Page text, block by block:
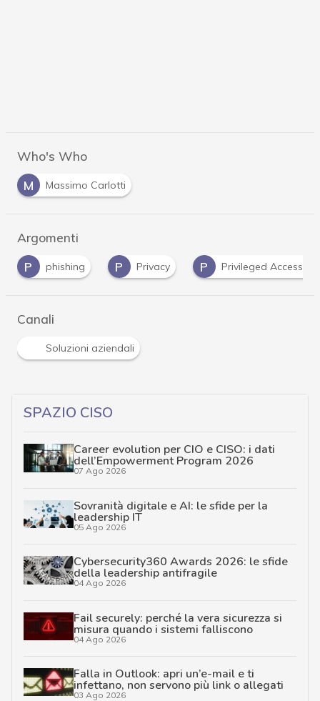
Who's Who
M
Massimo Carlotti
Argomenti
P
phishing P Privacy P Privileged Access
Canali
Soluzioni aziendali
SPAZIO CISO
Career evolution per CIO e CISO: i dati
dell’Empowerment Program 2026
07 Ago 2026
Sovranità digitale e AI: le sfide per la
leadership IT
05 Ago 2026
Cybersecurity360 Awards 2026: le sfide
della leadership antifragile
04 Ago 2026
Fail securely: perché la vera sicurezza si
misura quando i sistemi falliscono
04 Ago 2026
Falla in Outlook: apri un’e-mail e ti
infettano, non servono più link o allegati
03 Ago 2026